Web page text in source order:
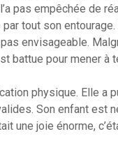
pas empêchée de
tout son
envisageable.
battue pour mener à
physique. Elle
Son enfant est
une joie énorme,